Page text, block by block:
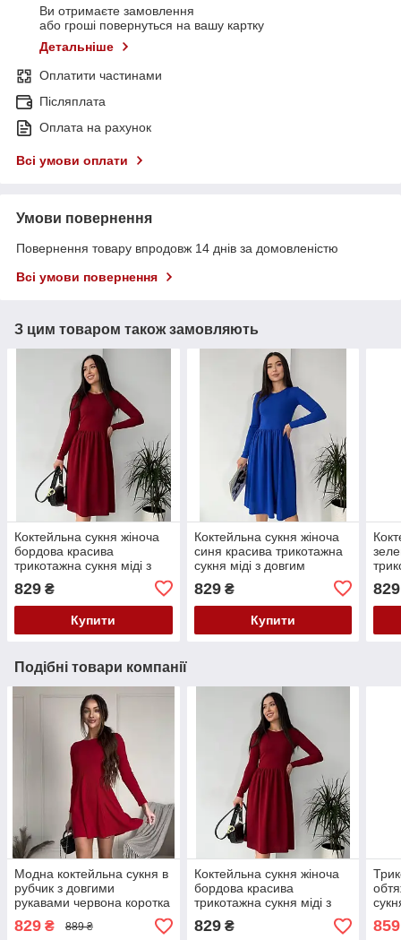
Ви отримаєте замовлення
або гроші повернуться на вашу картку
Детальніше
Оплатити частинами
Післяплата
Оплата на рахунок
Всі умови оплати
Умови повернення
Повернення товару впродовж 14 днів за домовленістю
Всі умови повернення
З цим товаром також замовляють
Коктейльна сукня жіноча
бордова красива
трикотажна сукня міді з
довгим рукавом нарядне
плаття жіноче
829 ₴
Купити
Коктейльна сукня жіноча
синя красива трикотажна
сукня міді з довгим
рукавом нарядне плаття
жіноче
829₴
Купити
829
Подібні товари компанії
Модна коктейльна сукня в
рубчик з довгими
рукавами червона коротка
сукня рубчик жіноча міні
сукня
829 ₴ 889 ₴
Коктейльна сукня жіноча
бордова красива
трикотажна сукня міді з
довгим рукавом нарядне
плаття жіноче
829₴ 859